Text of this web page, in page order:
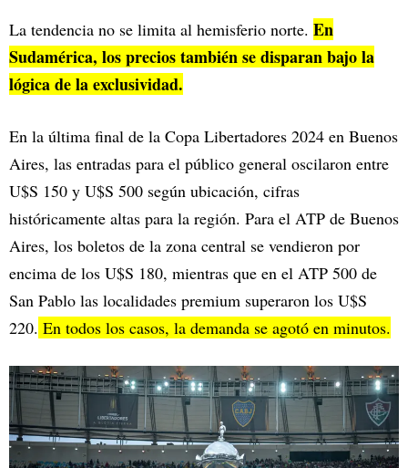
La tendencia no se limita al hemisferio norte. En
Sudamérica, los precios también se disparan bajo la
lógica de la exclusividad.
En la última final de la Copa Libertadores 2024 en Buenos
Aires, las entradas para el público general oscilaron entre
U$S 150 y U$S 500 según ubicación, cifras
históricamente altas para la región. Para el ATP de Buenos
Aires, los boletos de la zona central se vendieron por
encima de los U$S 180, mientras que en el ATP 500 de
San Pablo las localidades premium superaron los U$S
220. En todos los casos, la demanda se agotó en minutos.